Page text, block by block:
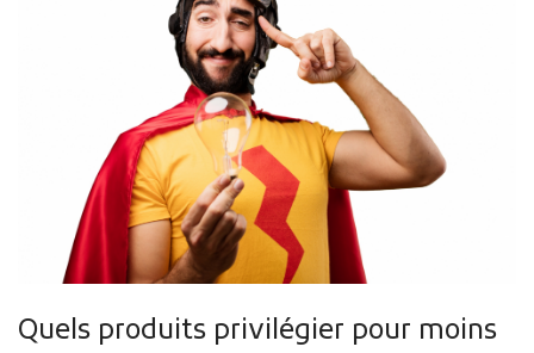
Quels produits privilégier pour moins